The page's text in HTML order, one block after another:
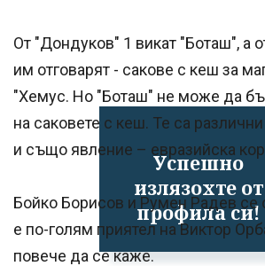
Успешно
излязохте от
профила си!
От "Дондуков" 1 викат "Боташ", а
им отговарят - сакове с кеш за
"Хемус. Но "Боташ" не може да
на саковете с кеш. Те са
и също явление – евразийска
Бойко Борисов и Румен Радев се
е по-голям приятел на Виктор
повече да се каже.